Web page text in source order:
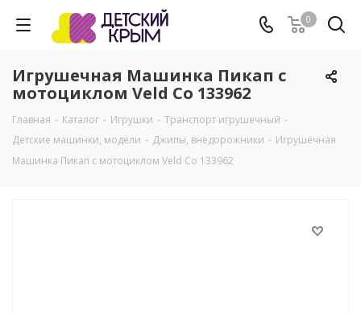
0
Игрушечная Машинка Пикап с
мотоциклом Veld Co 133962
Главная - Каталог - Игрушки - Транспорт игрушечный -
Детские машинки, модели - Джипы, внедорожники - Игрушечная
Машинка Пикап с мотоциклом Veld Co 133962